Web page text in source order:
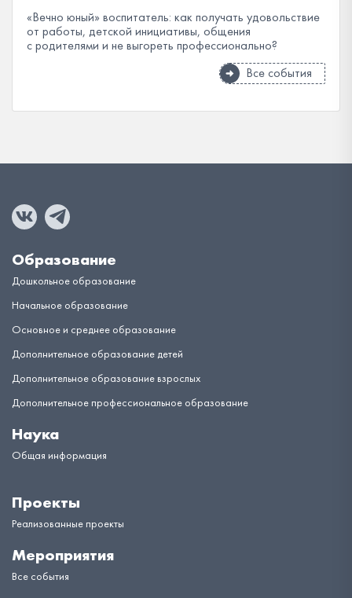
«Вечно юный» воспитатель: как получать удовольствие
от работы, детской инициативы, общения
с родителями и не выгореть профессионально?
Все события
Образование
Дошкольное образование
Начальное образование
Основное и среднее образование
Дополнительное образование детей
Дополнительное образование взрослых
Дополнительное профессиональное образование
Наука
Общая информация
Проекты
Реализованные проекты
Мероприятия
Все события